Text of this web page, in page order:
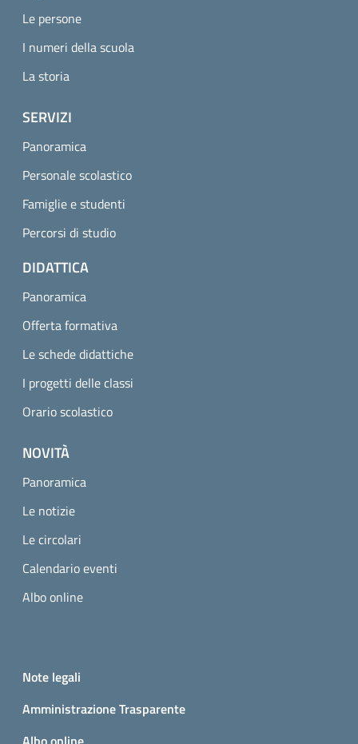
Le persone
I numeri della scuola
La storia
SERVIZI
Panoramica
Personale scolastico
Famiglie e studenti
Percorsi di studio
DIDATTICA
Panoramica
Offerta formativa
Le schede didattiche
I progetti delle classi
Orario scolastico
NOVITÀ
Panoramica
Le notizie
Le circolari
Calendario eventi
Albo online
Small prints
Note legali
Amministrazione Trasparente